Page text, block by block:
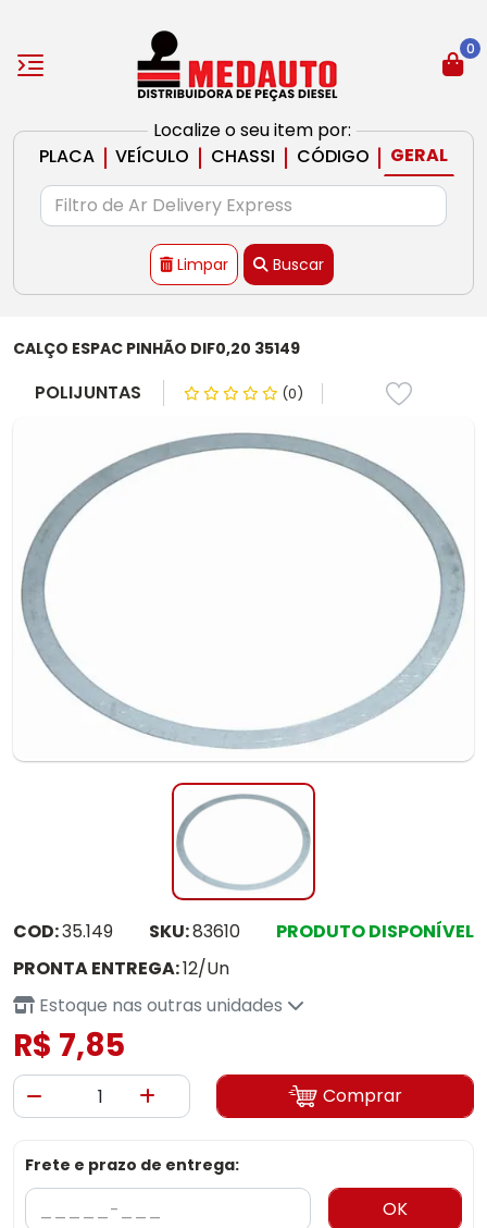
Localize o seu item por:
PLACA | VEÍCULO | CHASSI | CÓDIGO | GERAL
Limpar Buscar
0
CALÇO ESPAC PINHÃO DIF0,20 35149
POLIJUNTAS (0)
COD:35.149 SKU:83610
PRODUTO DISPONÍVEL
PRONTA ENTREGA:12/Un
Estoque nas outras unidades
R$ 7,85
Comprar
Frete e prazo de entrega:
OK